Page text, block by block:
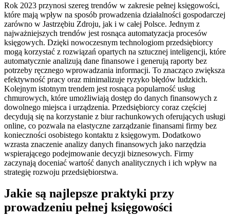
Rok 2023 przynosi szereg trendów w zakresie pełnej księgowości,
które mają wpływ na sposób prowadzenia działalności gospodarczej
zarówno w Jastrzębiu Zdroju, jak i w całej Polsce. Jednym z
najważniejszych trendów jest rosnąca automatyzacja procesów
księgowych. Dzięki nowoczesnym technologiom przedsiębiorcy
mogą korzystać z rozwiązań opartych na sztucznej inteligencji, które
automatycznie analizują dane finansowe i generują raporty bez
potrzeby ręcznego wprowadzania informacji. To znacząco zwiększa
efektywność pracy oraz minimalizuje ryzyko błędów ludzkich.
Kolejnym istotnym trendem jest rosnąca popularność usług
chmurowych, które umożliwiają dostęp do danych finansowych z
dowolnego miejsca i urządzenia. Przedsiębiorcy coraz częściej
decydują się na korzystanie z biur rachunkowych oferujących usługi
online, co pozwala na elastyczne zarządzanie finansami firmy bez
konieczności osobistego kontaktu z księgowym. Dodatkowo
wzrasta znaczenie analizy danych finansowych jako narzędzia
wspierającego podejmowanie decyzji biznesowych. Firmy
zaczynają doceniać wartość danych analitycznych i ich wpływ na
strategię rozwoju przedsiębiorstwa.
Jakie są najlepsze praktyki przy
prowadzeniu pełnej księgowości